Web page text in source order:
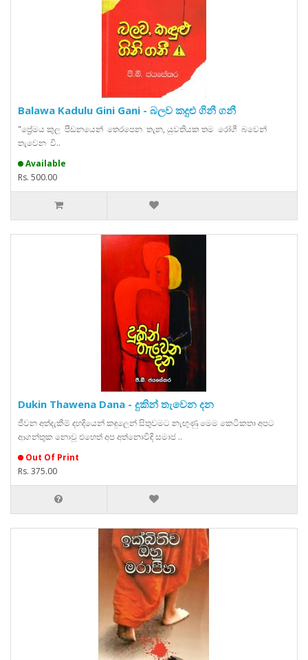
Balawa Kadulu Gini Gani - බලව කදුළු ගිනී ගනී
"ප්‍රේමය කුල පීඩනයෙන් තෙරපෙන තැන, යුවතියක තම රෝගී බවෙන්
තැවෙන වි..
Available
Rs. 500.00
Dukin Thawena Dana - දුකින් තැවෙන දන
ජීවන අත්දැකීම් දහදියෙන් කඳුලෙන් සිතුවමට නැඟුණු මෙම කෙටිකතා අපට
ආගන්තුක නොවූ එහෙත් අප අත්නොවිඳි සමාජ ..
Out Of Print
Rs. 375.00